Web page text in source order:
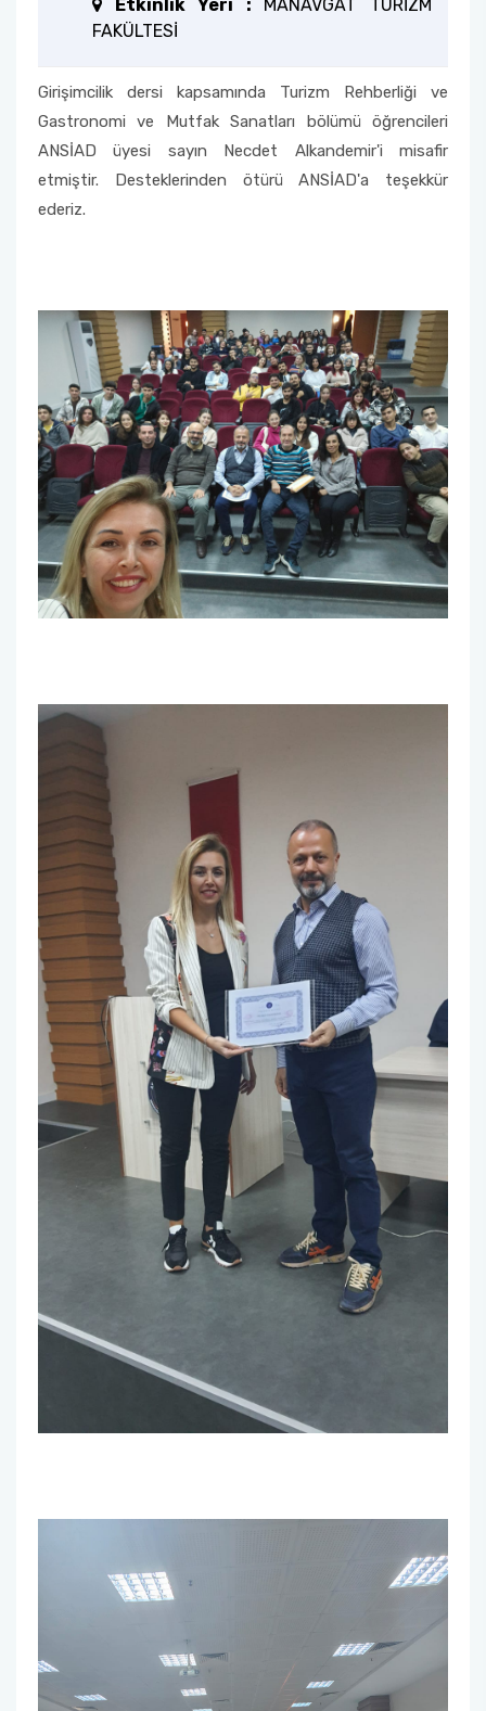
Etkinlik Yeri : MANAVGAT TURİZM
FAKÜLTESİ
Girişimcilik dersi kapsamında Turizm Rehberliği ve
Gastronomi ve Mutfak Sanatları bölümü öğrencileri
ANSİAD üyesi sayın Necdet Alkandemir'i misafir
etmiştir. Desteklerinden ötürü ANSİAD'a teşekkür
ederiz.
Fakülte Kurulu
Danışma Kurulu
Mezun Komisyonu
YÖKAK Akreditasyon ve Kalite Koordinasyon
Stratejik Plan (2024-2026)
Organizasyon Şeması
Eğitim Öğretim Komisyonu
Burs ve Sosyal Hizmetler Komisyonu
Engelli Birim Yetkilisi
Uluslararası Değişim Koordinatörlükleri